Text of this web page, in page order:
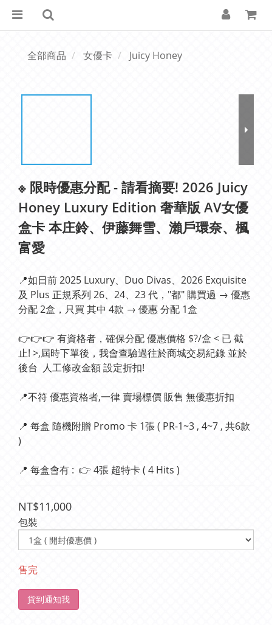
全部商品 女優卡 Juicy Honey
※ 限時優惠分配 - 請看摘要! 2026 Juicy
Honey Luxury Edition 奢華版 AV女優
盒卡 本庄鈴、伊藤舞雪、瀨戶環奈、楓
富愛
📍如日前 2025 Luxury、Duo Divas、2026 Exquisite
及 Plus 正規系列 26、24、23 代，"都" 購買過 → 優惠
分配 2盒，只買 其中 4款 → 優惠 分配 1盒
👉👉👉 有資格者，確保分配 優惠價格 $?/盒 < 已 截
止! >,屆時下單後，我會查驗過往於商城交易紀錄 並於
後台  人工修改金額 設定折扣!
📍不符 優惠資格者,一律 賣場標價 販售 無優惠折扣
📍 每盒 隨機附贈 Promo 卡 1張 ( PR-1~3 , 4~7 , 共6款
)
📍 每盒會有 :  👉 4張 超特卡 ( 4 Hits )
NT$11,000
包裝
售完
貨到通知我